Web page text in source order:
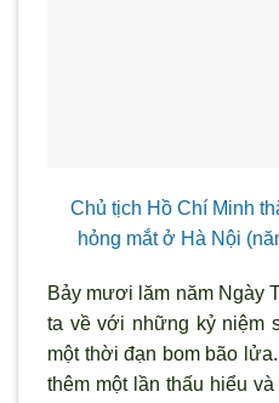
Chủ tịch Hồ Chí Minh
hỏng mắt ở Hà Nội
Bảy mươi lăm năm Ngày
ta về với những kỷ niệm
một thời đạn bom bão
thêm một lần thấu hiểu